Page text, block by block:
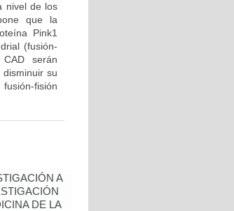
nivel de los
que la
Pink1
(fusión-
serán
su
fisión
A
DE LA